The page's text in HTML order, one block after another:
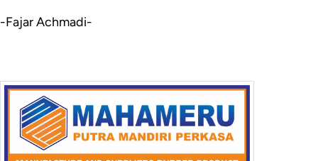
-Fajar Achmadi-